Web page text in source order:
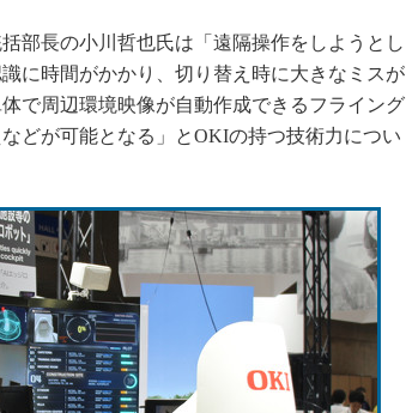
部長の小川哲也氏は「遠隔操作をしようとし
に時間がかかり、切り替え時に大きなミスが
で周辺環境映像が自動作成できるフライング
どが可能となる」とOKIの持つ技術力につい